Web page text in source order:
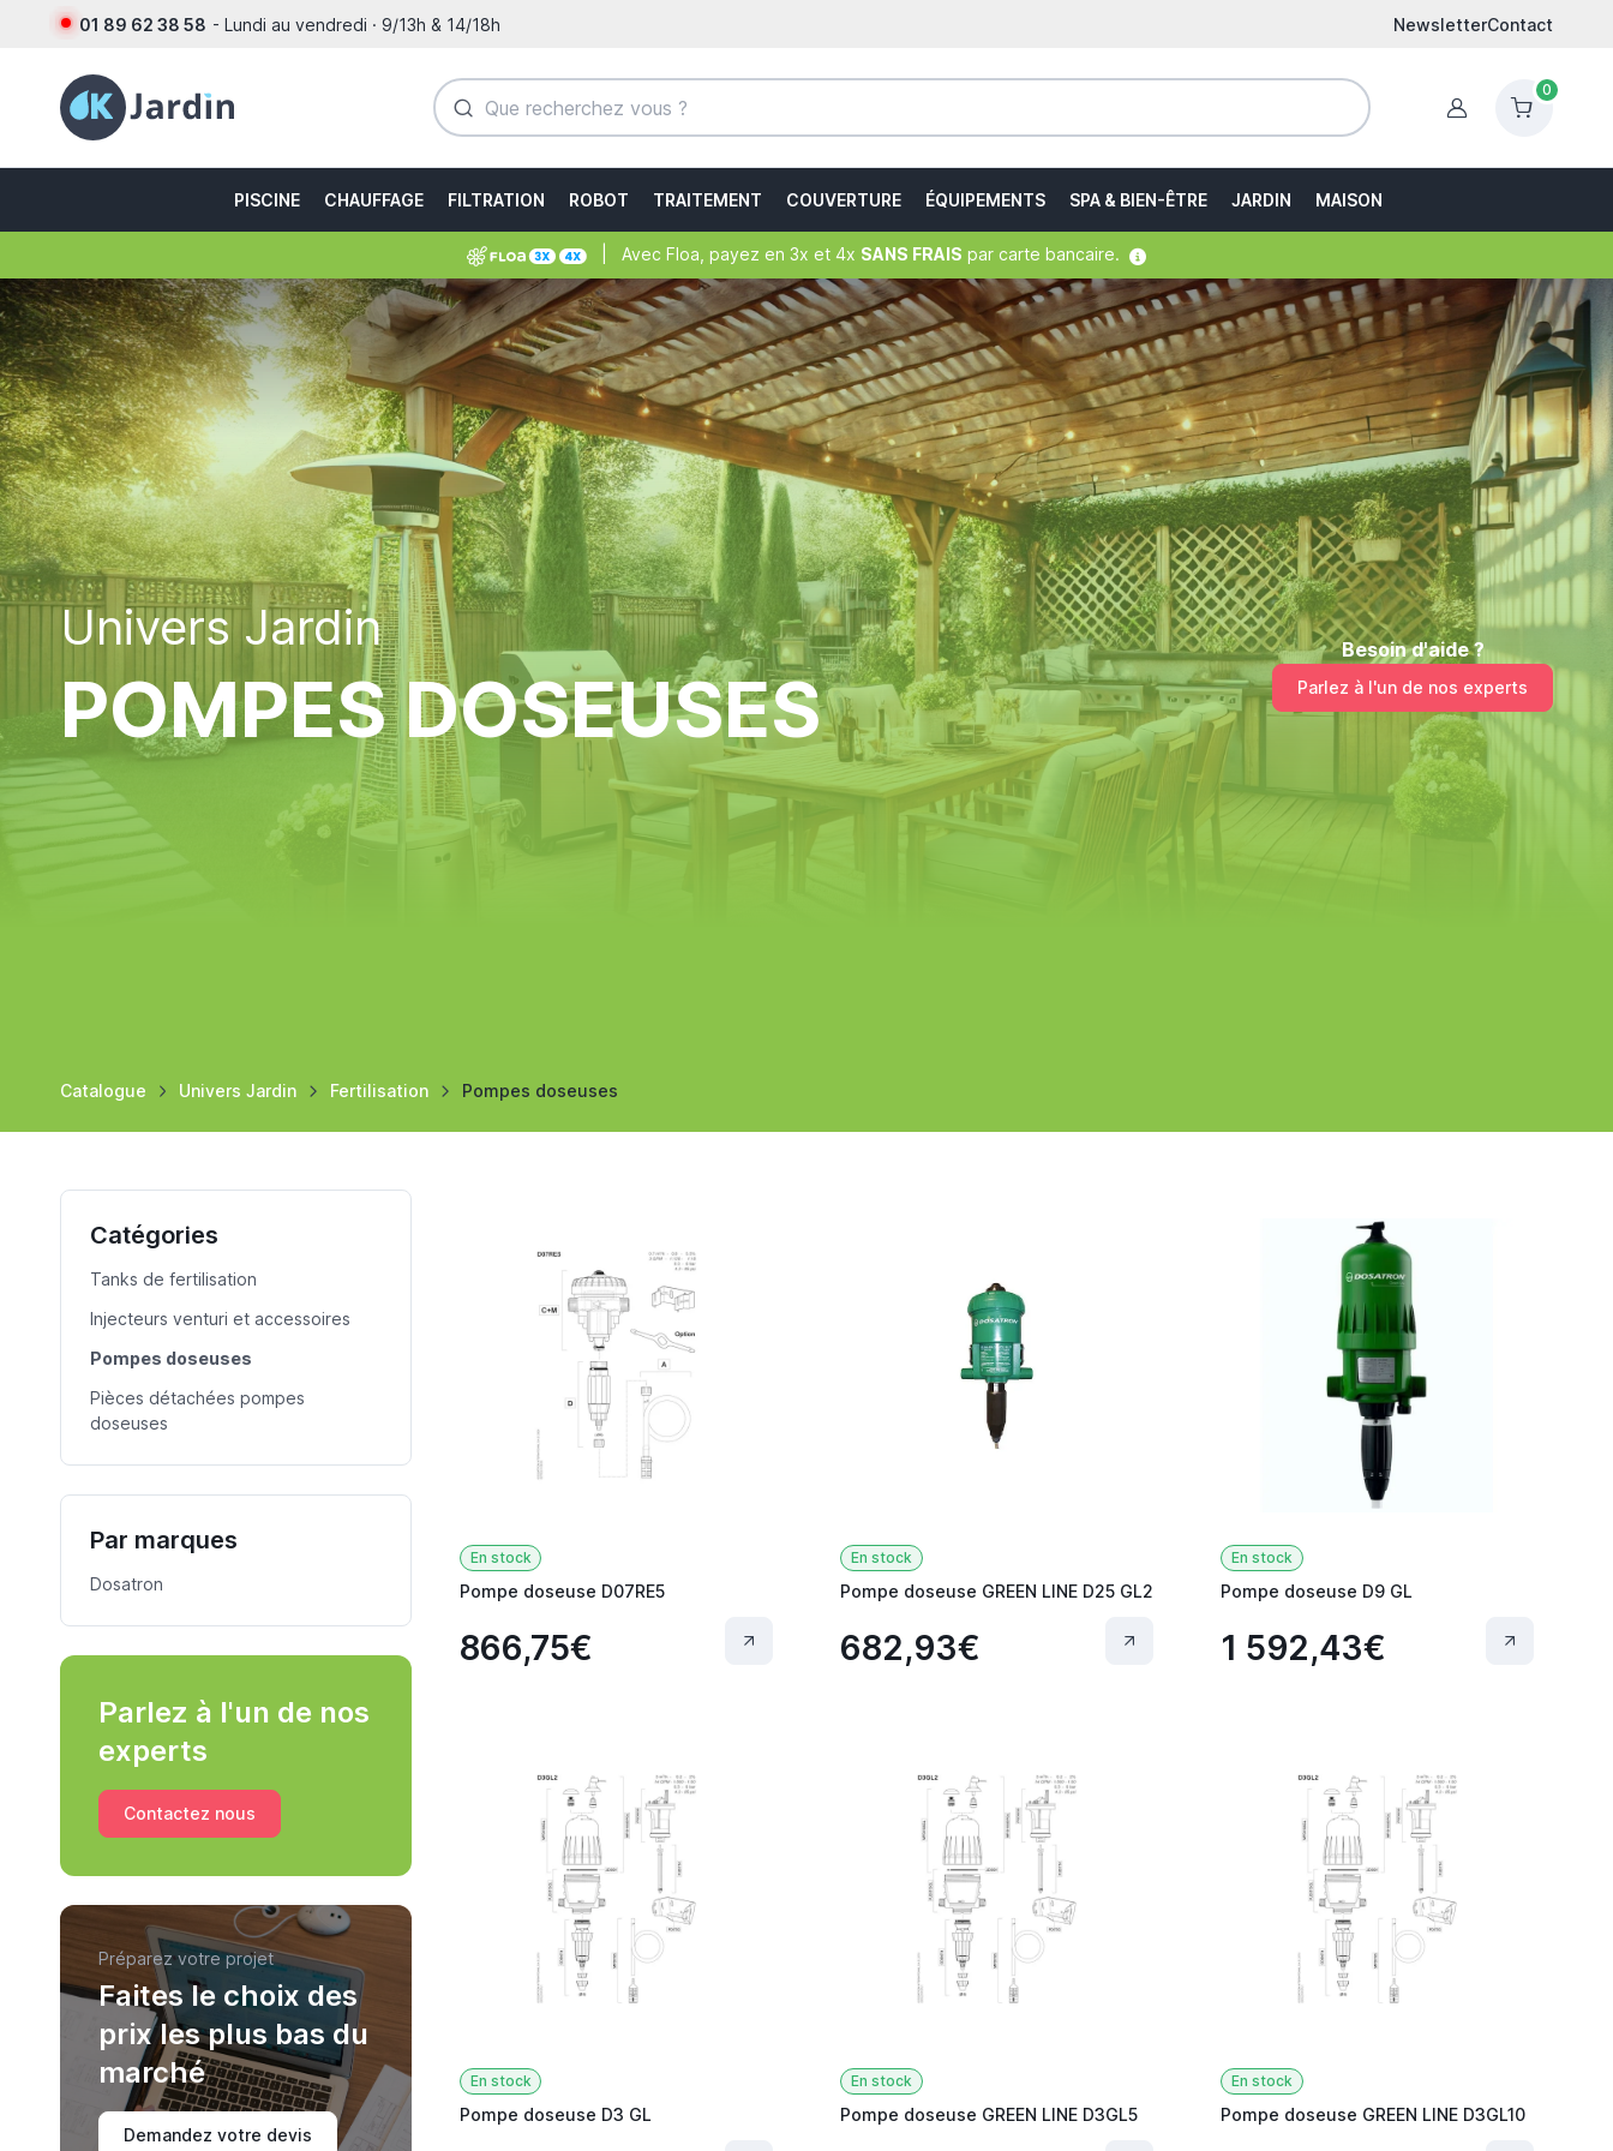
01 89 62 38 58 - Lundi au vendredi · 9/13h & 14/18h NewsletterContact
Identification
0
PISCINE CHAUFFAGE FILTRATION ROBOT TRAITEMENT COUVERTURE ÉQUIPEMENTS SPA & BIEN-ÊTRE JARDIN MAISON
| Avec Floa, payez en 3x et 4x SANS FRAIS par carte bancaire.
Univers Jardin
POMPES DOSEUSES
Besoin d'aide ?
Parlez à l'un de nos experts
Catalogue Univers Jardin Fertilisation Pompes doseuses
Catégories
Tanks de fertilisation
Injecteurs venturi et accessoires
Pompes doseuses
Pièces détachées pompes
doseuses
Par marques
Dosatron
Parlez à l'un de nos
experts
Contactez nous
Préparez votre projet
Faites le choix des
prix les plus bas du
marché
Demandez votre devis
En stock
Pompe doseuse D07RE5
866,75€
En stock
Pompe doseuse GREEN LINE D25 GL2
682,93€
En stock
Pompe doseuse D9 GL
1 592,43€
En stock
Pompe doseuse D3 GL
En stock
Pompe doseuse GREEN LINE D3GL5
En stock
Pompe doseuse GREEN LINE D3GL10